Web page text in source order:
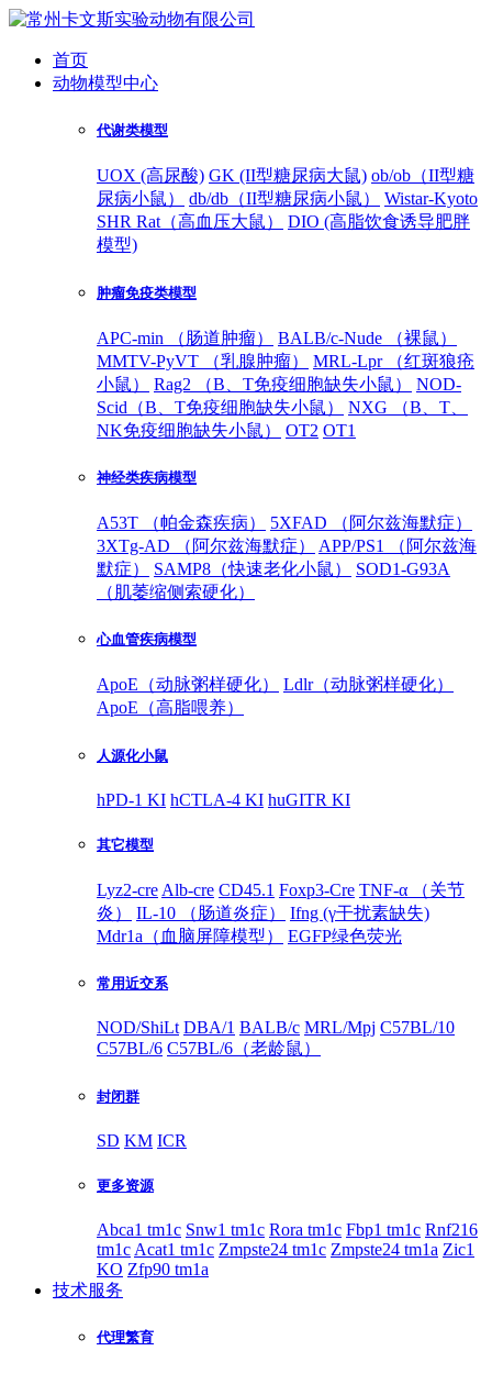
首页
动物模型中心
代谢类模型
UOX (高尿酸) GK (II型糖尿病大鼠) ob/ob（II型糖
尿病小鼠）
db/db（II型糖尿病小鼠）
Wistar-Kyoto
SHR Rat（高血压大鼠）
DIO (高脂饮食诱导肥胖
模型)
肿瘤免疫类模型
APC-min （肠道肿瘤）
BALB/c-Nude （裸鼠）
MMTV-PyVT （乳腺肿瘤）
MRL-Lpr （红斑狼疮
小鼠）
Rag2 （B、T免疫细胞缺失小鼠）
NOD-
Scid（B、T免疫细胞缺失小鼠）
NXG （B、T、
NK免疫细胞缺失小鼠）
OT2 OT1
神经类疾病模型
A53T （帕金森疾病）
5XFAD （阿尔兹海默症）
3XTg-AD （阿尔兹海默症）
APP/PS1 （阿尔兹海
默症）
SAMP8（快速老化小鼠）
SOD1-G93A
（肌萎缩侧索硬化）
心血管疾病模型
ApoE（动脉粥样硬化）
Ldlr（动脉粥样硬化）
ApoE（高脂喂养）
人源化小鼠
hPD-1 KI hCTLA-4 KI huGITR KI
其它模型
Lyz2-cre Alb-cre CD45.1 Foxp3-Cre TNF-α （关节
炎）
IL-10 （肠道炎症）
Ifng (γ干扰素缺失)
Mdr1a（血脑屏障模型）
EGFP绿色荧光
常用近交系
NOD/ShiLt DBA/1 BALB/c MRL/Mpj C57BL/10
C57BL/6 C57BL/6（老龄鼠）
封闭群
SD KM ICR
更多资源
Abca1 tm1c Snw1 tm1c Rora tm1c Fbp1 tm1c Rnf216
tm1c Acat1 tm1c Zmpste24 tm1c Zmpste24 tm1a Zic1
KO Zfp90 tm1a
技术服务
代理繁育